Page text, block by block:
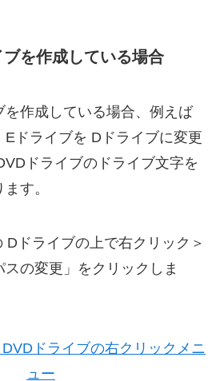
を作成している場合
を作成している場合、例えば
ドライブを Dドライブに変更
ドライブのドライブ文字を
す。
Dドライブの上で右クリック＞
スの変更」をクリックしま